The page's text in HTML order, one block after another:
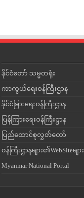
နိုင်ငံတော် သမ္မတရုံး
ကာကွယ်ရေးဝန်ကြီးဌာန
နိုင်ငံခြားရေးဝန်ကြီးဌာန
ပြန်ကြားရေးဝန်ကြီးဌာန
ပြည်ထောင်စုလွှတ်တော်
ဝန်ကြီးဌာနများ၏WebSiteများ
Myanmar National Portal